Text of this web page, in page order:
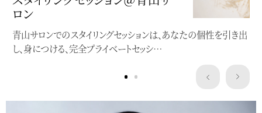
ロン
青山サロンでのスタイリングセッションは、あなたの個性を引き出
し、身につける、完全プライベートセッシ…
クレマチスの簪作りWSを開催します
Service